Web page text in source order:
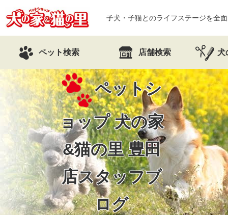
子犬・子猫とのライフステージを全
ペット検索 店舗検索 犬
ペットシ
ョップ 犬の家
&猫の里豊田
店スタッフブ
ログ